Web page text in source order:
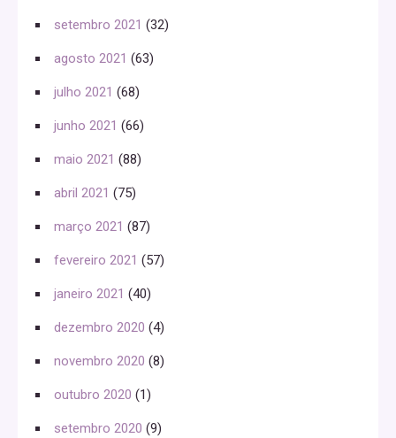
setembro 2021 (32)
agosto 2021 (63)
julho 2021 (68)
junho 2021 (66)
maio 2021 (88)
abril 2021 (75)
março 2021 (87)
fevereiro 2021 (57)
janeiro 2021 (40)
dezembro 2020 (4)
novembro 2020 (8)
outubro 2020 (1)
setembro 2020 (9)